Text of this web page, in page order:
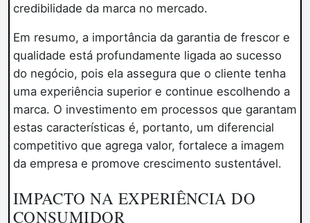
credibilidade da marca no mercado.
Em resumo, a importância da garantia de frescor e
qualidade está profundamente ligada ao sucesso
do negócio, pois ela assegura que o cliente tenha
uma experiência superior e continue escolhendo a
marca. O investimento em processos que garantam
estas características é, portanto, um diferencial
competitivo que agrega valor, fortalece a imagem
da empresa e promove crescimento sustentável.
IMPACTO NA EXPERIÊNCIA DO
CONSUMIDOR